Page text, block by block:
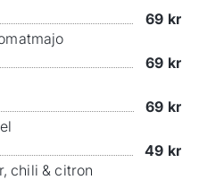
69 kr
69 kr
69 kr
49 kr
chili & citron